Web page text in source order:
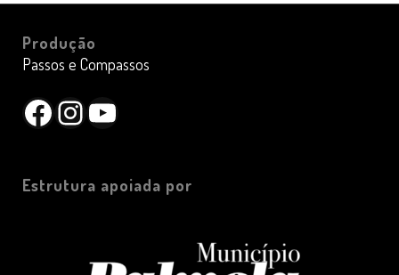
Produção
Passos e Compassos
Facebook
Instagram
YouTube
Estrutura apoiada por